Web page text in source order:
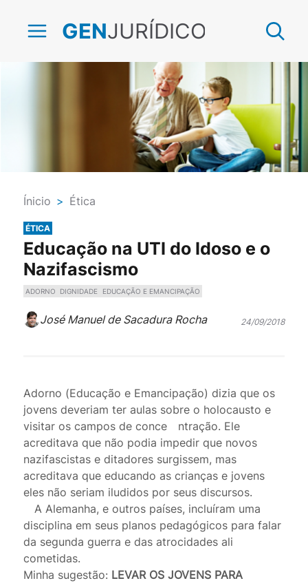
GENJURÍDICO
Ínicio > Ética
ÉTICA
Educação na UTI do Idoso e o
Nazifascismo
ADORNO DIGNIDADE EDUCAÇÃO E EMANCIPAÇÃO
José Manuel de Sacadura Rocha 24/09/2018
Adorno (Educação e Emancipação) dizia que os
jovens deveriam ter aulas sobre o holocausto e
visitar os campos de conce
ntração. Ele
acreditava que não podia impedir que novos
nazifascistas e ditadores surgissem, mas
acreditava que educando as crianças e jovens
eles não seriam iludidos por seus discursos.
A Alemanha, e outros países, incluíram uma
disciplina em seus planos pedagógicos para falar
da segunda guerra e das atrocidades ali
cometidas.
Minha sugestão: LEVAR OS JOVENS PARA